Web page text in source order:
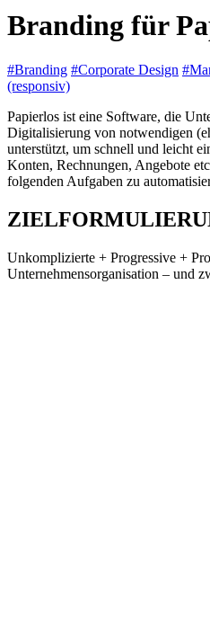
Branding für
#Branding #Corporate Design
(responsiv)
Papierlos ist eine Software, die
Digitalisierung von notwendigen
unterstützt, um schnell und leicht
Konten, Rechnungen, Angebote
folgenden Aufgaben zu
Unkomplizierte + Progressive +
Unternehmensorganisation – und